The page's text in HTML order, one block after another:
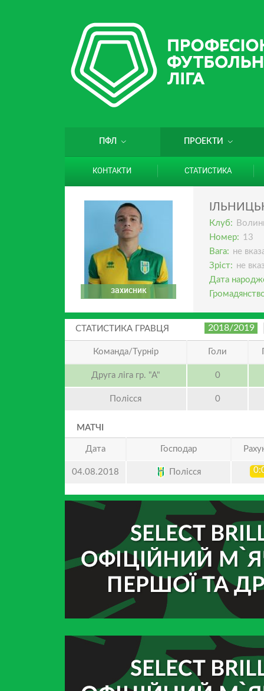
ПФЛ ПРОЕКТИ
КОНТАКТИ СТАТИСТИКА
захисник
Клуб:
Номер: 13
Вага: не
Зріст: не
Дата
СТАТИСТИКА ГРАВЦЯ 2018/2019
Команда/Турнір Голи
Друга ліга гр. "А" 0
Полісся 0
МАТЧІ
Дата Господар
04.08.2018 Полісся